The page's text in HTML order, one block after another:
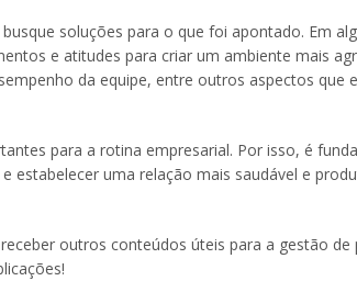
soluções para o que foi apontado. Em
e atitudes para criar um ambiente mais
da equipe, entre outros aspectos que
para a rotina empresarial. Por isso, é
estabelecer uma relação mais saudável e
outros conteúdos úteis para a gestão de